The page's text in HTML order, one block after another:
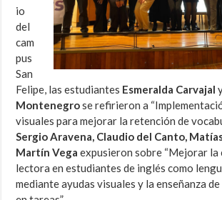
io
del
cam
pus
San
Felipe, las estudiantes Esmeralda Carvajal
Montenegrose refirieron a
visuales para mejorar la retención de
Sergio Aravena, Claudio del Canto,
Martín Vega expusieron sobre “Mejorar la
lectora en estudiantes de inglés como
mediante ayudas visuales y la enseñanza